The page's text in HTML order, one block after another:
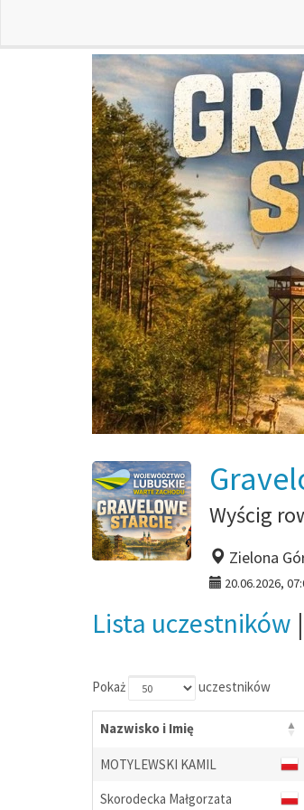
Wyścig
Zielona
20.06.2026,
Lista uczestników
Pokaż uczestników
Nazwisko i Imię
MOTYLEWSKI KAMIL
Skorodecka Małgorzata